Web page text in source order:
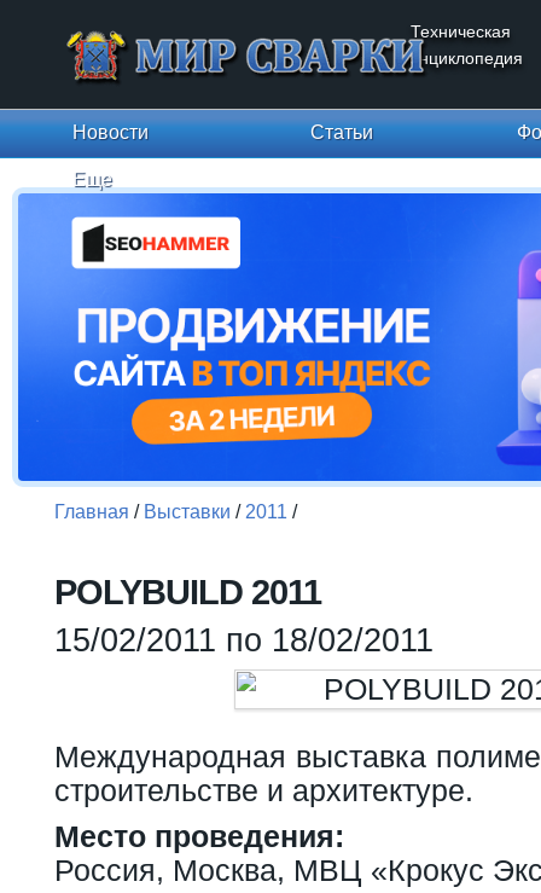
Техническая
энциклопедия
Новости Статьи
Еще
Главная / Выставки / 2011 /
POLYBUILD 2011
15/02/2011 по 18/02/2011
Международная выставка
строительстве и архитектуре.
Место проведения:
Россия, Москва, МВЦ «Крокус